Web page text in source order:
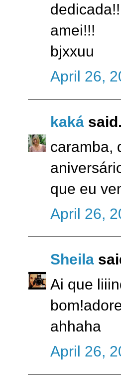
amei!!!
bjxxuu
April 26,
kaká
caramba,
que eu
April 26,
Sheila
Ai que
ahhaha
April 26,